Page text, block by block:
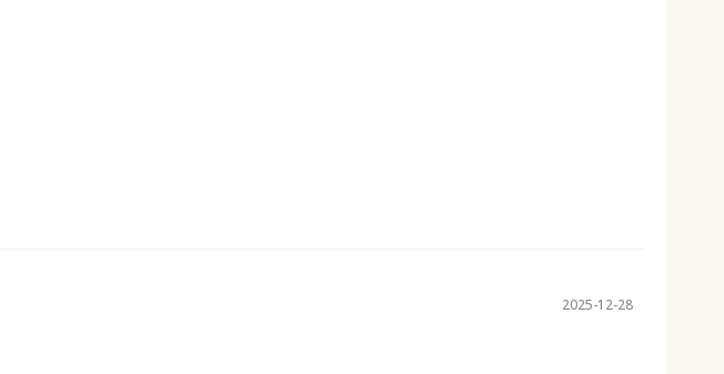
2025-12-28